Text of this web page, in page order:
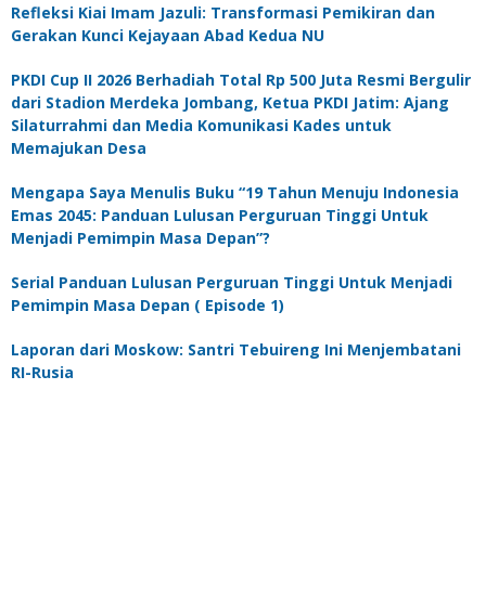
Refleksi Kiai Imam Jazuli: Transformasi Pemikiran dan
Gerakan Kunci Kejayaan Abad Kedua NU
PKDI Cup II 2026 Berhadiah Total Rp 500 Juta Resmi Bergulir
dari Stadion Merdeka Jombang, Ketua PKDI Jatim: Ajang
Silaturrahmi dan Media Komunikasi Kades untuk
Memajukan Desa
Mengapa Saya Menulis Buku “19 Tahun Menuju Indonesia
Emas 2045: Panduan Lulusan Perguruan Tinggi Untuk
Menjadi Pemimpin Masa Depan”?
Serial Panduan Lulusan Perguruan Tinggi Untuk Menjadi
Pemimpin Masa Depan ( Episode 1)
Laporan dari Moskow: Santri Tebuireng Ini Menjembatani
RI-Rusia